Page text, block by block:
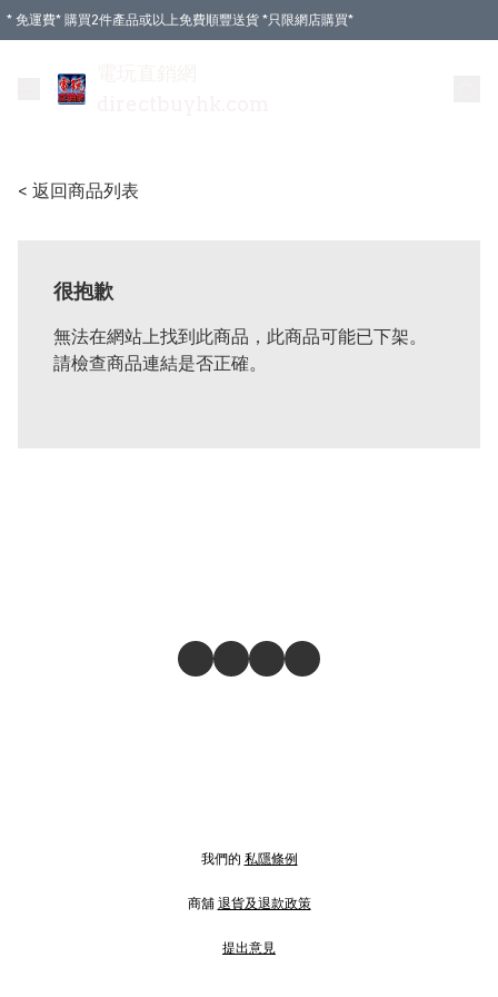
* 免運費* 購買2件產品或以上免費順豐送貨 *只限網店購買*
< 返回商品列表
很抱歉
無法在網站上找到此商品，此商品可能已下架。
請檢查商品連結是否正確。
我們的 私隱條例
商舖 退貨及退款政策
提出意見